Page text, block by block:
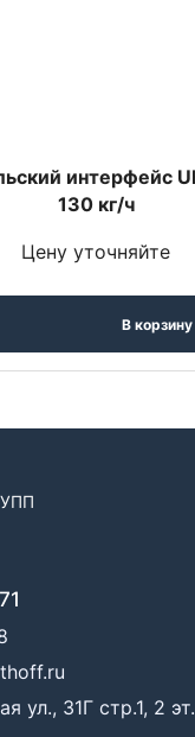
интерфейс
130 кг/ч
Цену уточняйте
В корзину
ул., 31Г стр.1, 2